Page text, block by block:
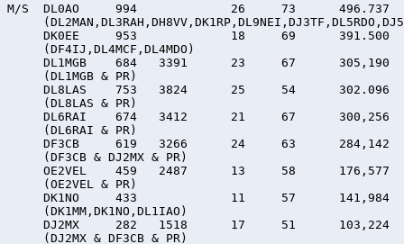
M/S  DL0AO     994             26     73      496.737
     DK0EE     953             18     69      391.500
     (DF4IJ,DL4MCF,DL4MDO)
     DL1MGB    684   3391      23     67      305,190
     (DL1MGB & PR)
     DL8LAS    753   3824      25     54      302.096
     (DL8LAS & PR)
     DL6RAI    674   3412      21     67      300,256
     (DL6RAI & PR)
     DF3CB     619   3266      24     63      284,142
     (DF3CB & DJ2MX & PR)
     OE2VEL    459   2487      13     58      176,577
     (OE2VEL & PR)
     DK1NO     433             11     57      141,984
     (DK1MM,DK1NO,DL1IAO)
     DJ2MX     282   1518      17     51      103,224
     (DJ2MX & DF3CB & PR)